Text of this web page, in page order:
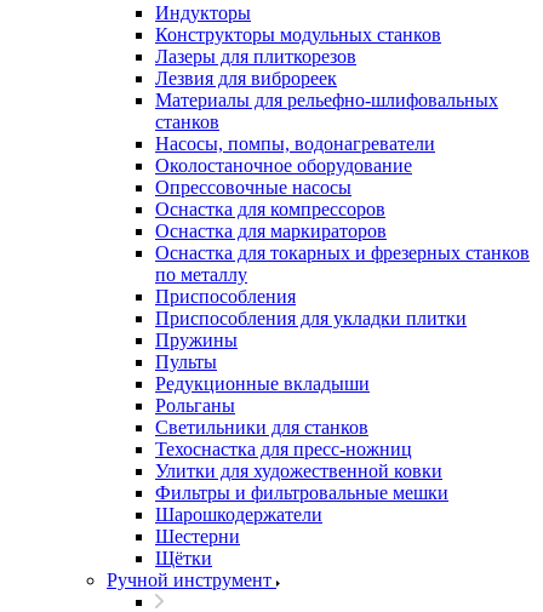
Индукторы
Конструкторы модульных станков
Лазеры для плиткорезов
Лезвия для виброреек
Материалы для рельефно-шлифовальных
станков
Насосы, помпы, водонагреватели
Околостаночное оборудование
Опрессовочные насосы
Оснастка для компрессоров
Оснастка для маркираторов
Оснастка для токарных и фрезерных станков
по металлу
Приспособления
Приспособления для укладки плитки
Пружины
Пульты
Редукционные вкладыши
Рольганы
Светильники для станков
Техоснастка для пресс-ножниц
Улитки для художественной ковки
Фильтры и фильтровальные мешки
Шарошкодержатели
Шестерни
Щётки
Ручной инструмент